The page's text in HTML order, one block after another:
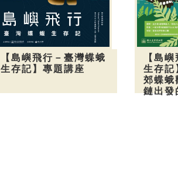
【島嶼飛行－臺灣蝶蛾
生存記】專題講座
【島
生存
郊蝶
鏈出發